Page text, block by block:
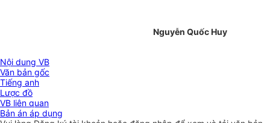
Nguyễn Quốc Huy
Nội dung VB
Văn bản gốc
Tiếng anh
Lược đồ
VB liên quan
Bản án áp dụng